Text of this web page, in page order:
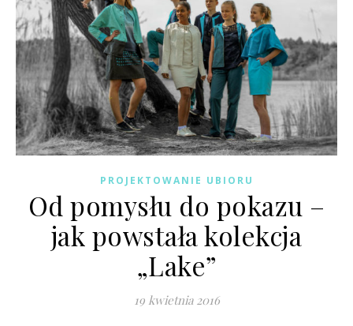
PROJEKTOWANIE UBIORU
Od pomysłu do pokazu –
jak powstała kolekcja
„Lake”
19 kwietnia 2016